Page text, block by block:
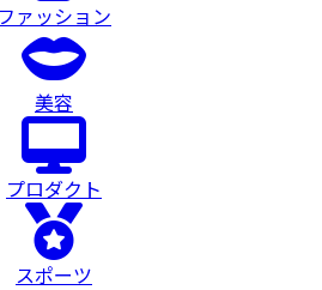
ファッション
美容
プロダクト
スポーツ